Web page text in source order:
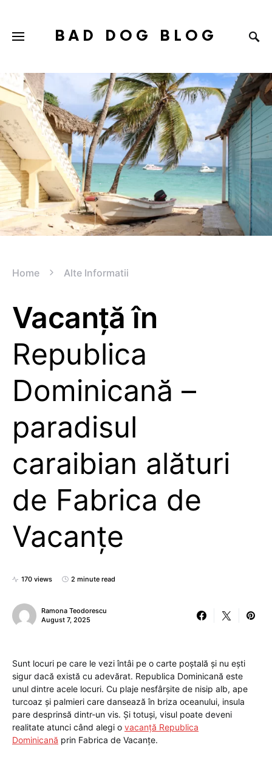
BAD DOG BLOG
Home Alte Informatii
Vacanță în
Republica
Dominicană –
paradisul
caraibian alături
de Fabrica de
Vacanțe
170 views 2 minute read
Ramona Teodorescu
August 7, 2025
Sunt locuri pe care le vezi întâi pe o carte poștală și nu ești
sigur dacă există cu adevărat. Republica Dominicană este
unul dintre acele locuri. Cu plaje nesfârșite de nisip alb, ape
turcoaz și palmieri care dansează în briza oceanului, insula
pare desprinsă dintr-un vis. Și totuși, visul poate deveni
realitate atunci când alegi o vacanță Republica
Dominicană prin Fabrica de Vacanțe.